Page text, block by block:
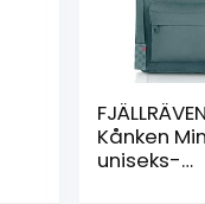
FJÄLLRÄVEN
Kånken
uniseks-